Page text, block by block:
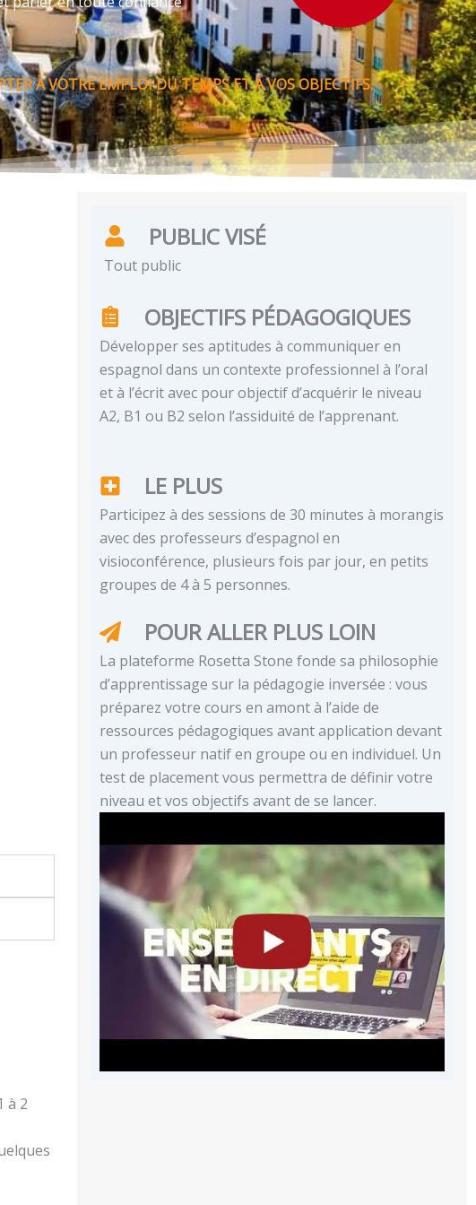
À VOTRE EMPLOI DU TEMPS ET À VOS OBJECTIFS.
à 2
PUBLIC VISÉ
Tout public
OBJECTIFS PÉDAGOGIQUES
Développer ses aptitudes à communiquer en
espagnol dans un contexte professionnel à l’oral
et à l’écrit avec pour objectif d’acquérir le niveau
A2, B1 ou B2 selon l’assiduité de l’apprenant.
LE PLUS
Participez à des sessions de 30 minutes à morangis
avec des professeurs d’espagnol en
visioconférence, plusieurs fois par jour, en petits
groupes de 4 à 5 personnes.
POUR ALLER PLUS LOIN
La plateforme Rosetta Stone fonde sa philosophie
d’apprentissage sur la pédagogie inversée : vous
préparez votre cours en amont à l’aide de
ressources pédagogiques avant application devant
un professeur natif en groupe ou en individuel. Un
test de placement vous permettra de définir votre
niveau et vos objectifs avant de se lancer.